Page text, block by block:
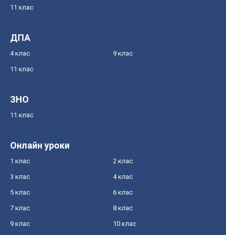
11 клас
ДПА
4 клас 9 клас
11 клас
ЗНО
11 клас
Онлайн уроки
1 клас 2 клас
3 клас 4 клас
5 клас 6 клас
7 клас 8 клас
9 клас 10 клас